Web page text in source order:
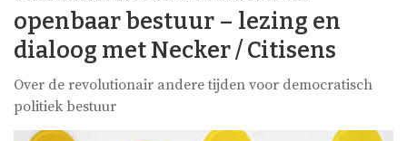
openbaar bestuur – lezing en
dialoog met Necker / Citisens
Over de revolutionair andere tijden voor democratisch
politiek bestuur